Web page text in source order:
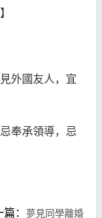
外國友人，宜
奉承領導，忌
篇：夢見同學離婚